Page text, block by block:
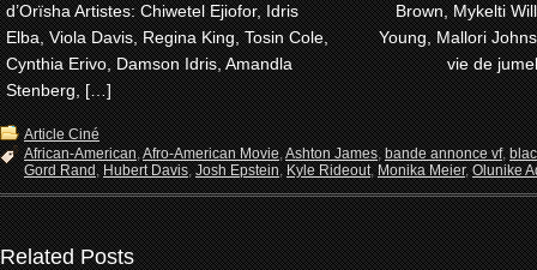
d’Orïsha Artistes: Chiwetel Ejiofor, Idris
Elba, Viola Davis, Regina King, Tosin Cole,
Cynthia Erivo, Damson Idris, Amandla
Stenberg, […]
Brown, Mykelti
Young, Mallori
vie de
Article Ciné
African-American,Afro-American Movie,Ashton James,bande annonce vf,
Gord Rand,Hubert Davis,Josh Epstein,Kyle Rideout,Monika Meier,Olunike
Related Posts